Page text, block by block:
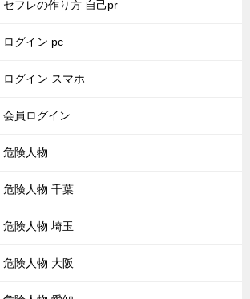
セフレの作り方 自己pr
ログイン pc
グイン スマホ
員ログイン
危険人物
危険人物 千葉
険人物 埼玉
険人物 大阪